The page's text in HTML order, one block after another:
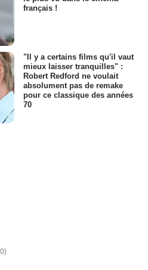
français !
"Il y a certains films qu'il vaut
mieux laisser tranquilles" :
Robert Redford ne voulait
absolument pas de remake
pour ce classique des années
70